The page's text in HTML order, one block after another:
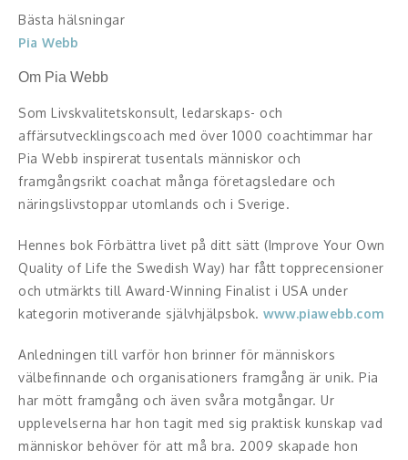
Bästa hälsningar
Pia Webb
Om Pia Webb
Som Livskvalitetskonsult, ledarskaps- och
affärsutvecklingscoach med över 1000 coachtimmar har
Pia Webb inspirerat tusentals människor och
framgångsrikt coachat många företagsledare och
näringslivstoppar utomlands och i Sverige.
Hennes bok Förbättra livet på ditt sätt (Improve Your Own
Quality of Life the Swedish Way) har fått topprecensioner
och utmärkts till Award-Winning Finalist i USA under
kategorin motiverande självhjälpsbok. www.piawebb.com
Anledningen till varför hon brinner för människors
välbefinnande och organisationers framgång är unik. Pia
har mött framgång och även svåra motgångar. Ur
upplevelserna har hon tagit med sig praktisk kunskap vad
människor behöver för att må bra. 2009 skapade hon